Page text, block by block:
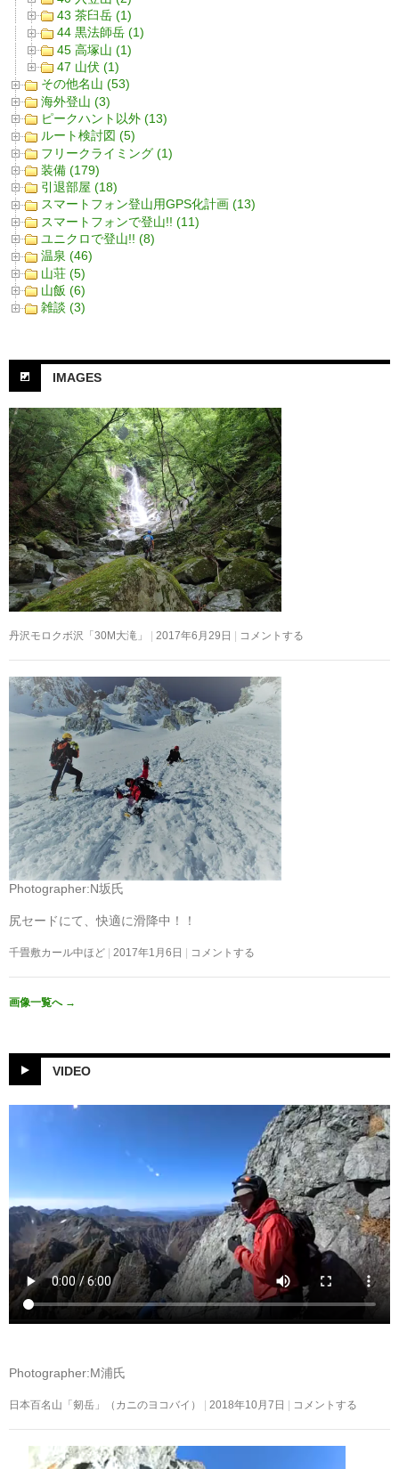
43 茶臼岳 (1)
44 黒法師岳 (1)
45 高塚山 (1)
47 山伏 (1)
その他名山 (53)
海外登山 (3)
ピークハント以外 (13)
ルート検討図 (5)
フリークライミング (1)
装備 (179)
引退部屋 (18)
スマートフォン登山用GPS化計画 (13)
スマートフォンで登山!! (11)
ユニクロで登山!! (8)
温泉 (46)
山荘 (5)
山飯 (6)
雑談 (3)
IMAGES
丹沢モロクボ沢「30M大滝」 2017年6月29日 コメントする
Photographer:N坂氏
尻セードにて、快適に滑降中！！
千畳敷カール中ほど 2017年1月6日 コメントする
画像一覧へ →
VIDEO
Photographer:M浦氏
日本百名山「剱岳」（カニのヨコバイ） 2018年10月7日 コメントする